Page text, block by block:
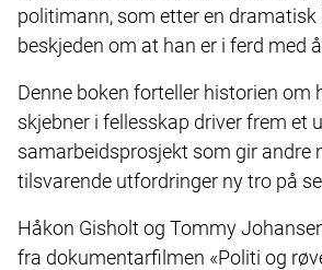
politimann, som etter en
beskjeden om at han er i ferd med
Denne boken forteller historien om
skjebner i fellesskap driver frem et
samarbeidsprosjekt som gir andre
tilsvarende utfordringer ny tro på
Håkon Gisholt og Tommy
fra dokumentarfilmen «Politi og